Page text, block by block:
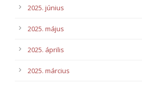
2025. június
2025. május
2025. április
2025. március